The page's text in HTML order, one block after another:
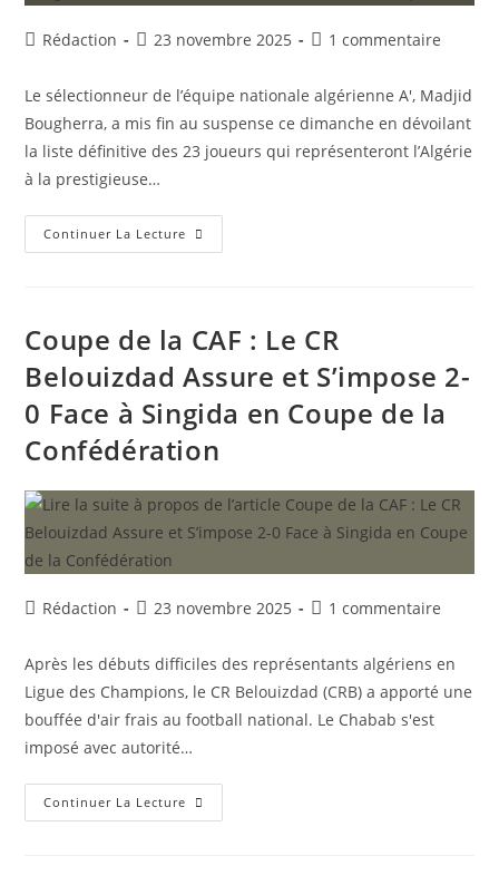
Coupe
Auteur/autrice
la
publication :
Rédaction
Publication
23 novembre 2025
Commentaires
publication :
1 commentaire
Le sélectionneur de l’équipe nationale algérienne A', Madjid
Bougherra, a mis fin au suspense ce dimanche en dévoilant
la liste définitive des 23 joueurs qui représenteront l’Algérie
à la prestigieuse…
Continuer La Lecture Coupe
Arabe
Dévoile
Sa
Benzia
Et
Ounas
Convoqués
!
Coupe de la CAF : Le CR
Belouizdad Assure et S’impose 2-
0 Face à Singida en Coupe de la
Confédération
Auteur/autrice
la
publication :
Rédaction
Publication
23 novembre 2025
Commentaires
la
publication :
1 commentaire
Après les débuts difficiles des représentants algériens en
Ligue des Champions, le CR Belouizdad (CRB) a apporté une
bouffée d'air frais au football national. Le Chabab s'est
imposé avec autorité…
Continuer La Lecture Coupe
De